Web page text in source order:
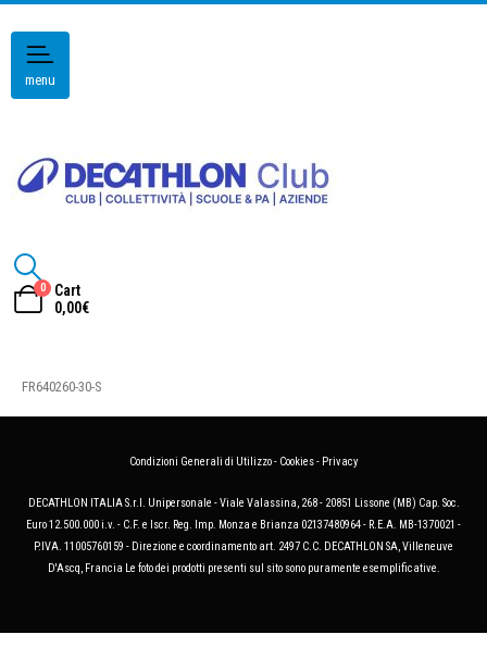
menu
0
Cart
0,00€
FR640260-30-S
Condizioni Generali di Utilizzo- Cookies- Privacy
DECATHLON ITALIA S.r.l. Unipersonale - Viale Valassina, 268 - 20851 Lissone (MB) Cap. Soc.
Euro 12.500.000 i.v. - C.F. e Iscr. Reg. Imp. Monza e Brianza 02137480964 - R.E.A. MB-1370021 -
P.IVA. 11005760159 - Direzione e coordinamento art. 2497 C.C. DECATHLON SA, Villeneuve
D'Ascq, Francia Le foto dei prodotti presenti sul sito sono puramente esemplificative.